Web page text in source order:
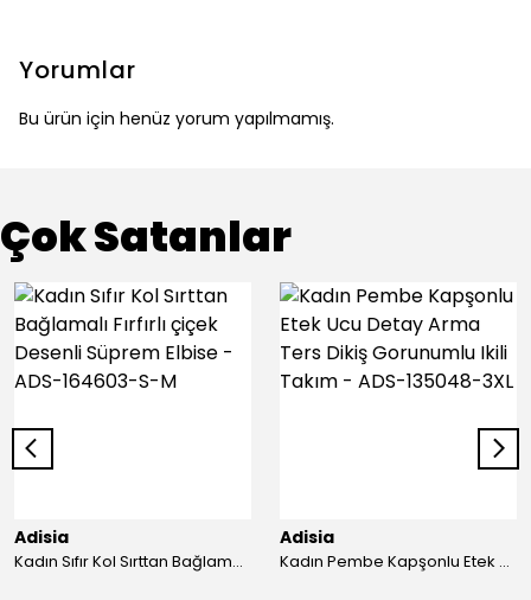
Yorumlar
Bu ürün için henüz yorum yapılmamış.
Çok Satanlar
Adisia
Kadın Sıfır Kol Sırttan Bağlamalı Fırfırlı çiçek Desenli Süprem Elbise - ADS-164603-S-M
Adisia
Kadın Pembe Kapşonlu Etek Ucu Detay Arma Ters Dikiş Gorunumlu Ikili Takım - ADS-135048-3XL